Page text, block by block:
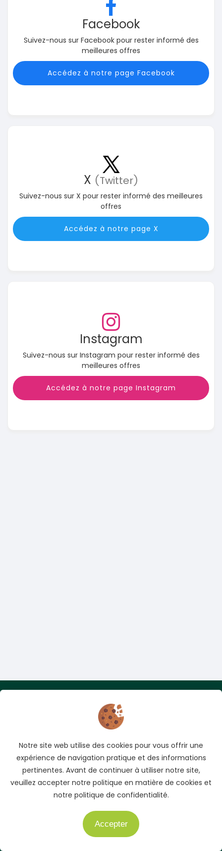
Facebook
Suivez-nous sur Facebook pour rester informé des
meilleures offres
Accédez à notre page Facebook
X (Twitter)
Suivez-nous sur X pour rester informé des meilleures
offres
Accédez à notre page X
Instagram
Suivez-nous sur Instagram pour rester informé des
meilleures offres
Accédez à notre page Instagram
Cocody, Abidjan, Côte d'Ivoire
Téléphone
+225 05 04 78 83 83
+225 01 40 51 51 04
E-mail
Notre site web utilise des cookies pour vous offrir une
expérience de navigation pratique et des informations
pertinentes. Avant de continuer à utiliser notre site,
veuillez accepter notre politique en matière de cookies et
notre politique de confidentialité.
Accepter